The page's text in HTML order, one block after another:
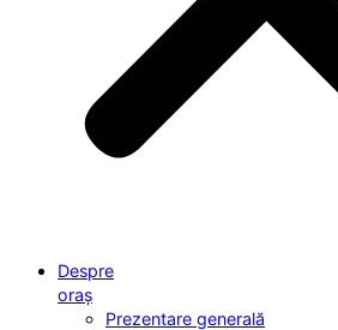
Despre
oraș
Prezentare generală